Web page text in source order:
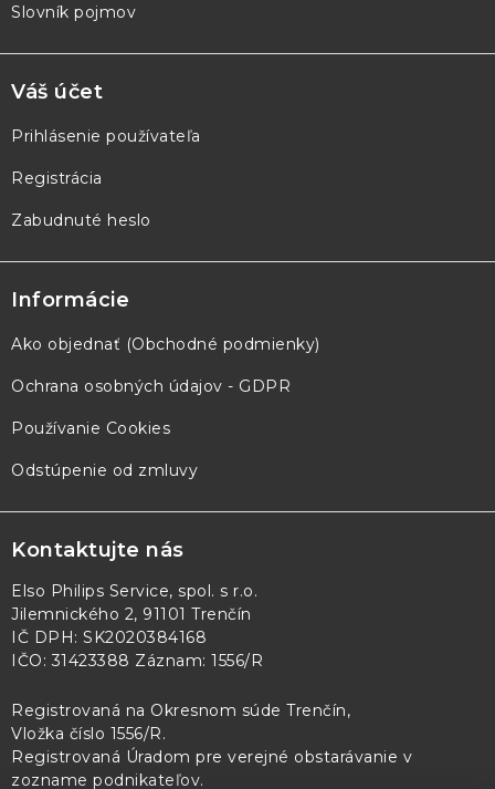
Slovník pojmov
Váš účet
Prihlásenie používateľa
Registrácia
Zabudnuté heslo
Informácie
Ako objednať (Obchodné podmienky)
Ochrana osobných údajov - GDPR
Používanie Cookies
Odstúpenie od zmluvy
Kontaktujte nás
Elso Philips Service, spol. s r.o.
Jilemnického 2, 91101 Trenčín
IČ DPH: SK2020384168
IČO: 31423388 Záznam: 1556/R
Registrovaná na Okresnom súde Trenčín,
Vložka číslo 1556/R.
Registrovaná Úradom pre verejné obstarávanie v
zozname podnikateľov.